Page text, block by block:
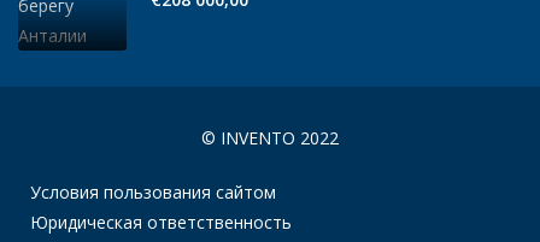
© INVENTO 2022
Условия пользования сайтом
Юридическая ответственность